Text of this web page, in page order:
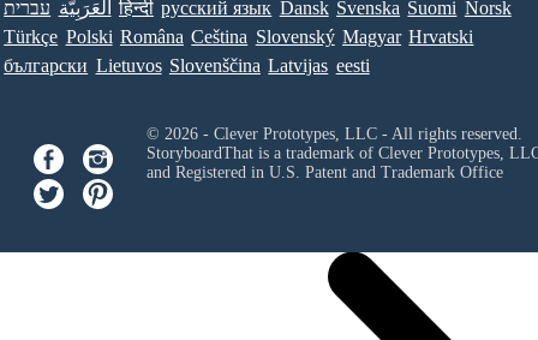
עברית العَرَبِيَّة हिन्दी ру́сский язы́к Dansk Svenska Suomi Norsk
Türkçe Polski Româna Ceština Slovenský Magyar Hrvatski
български Lietuvos Slovenščina Latvijas eesti
© 2026 - Clever Prototypes, LLC - All rights reserved.
StoryboardThat is a trademark of Clever Prototypes,
and Registered in U.S. Patent and Trademark Office